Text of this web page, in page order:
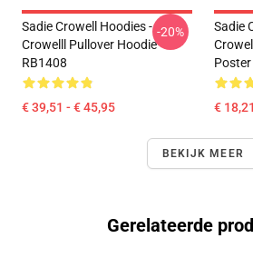
Sadie Crowell Hoodies -
Crowelll Pullover Hoodie
RB1408
€ 39,51 - € 45,95
-20%
Sadie
Poster
€
BEKIJK MEER
Gerelateerde